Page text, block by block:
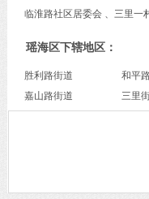
临淮路社区居委会 、三里一
瑶海区下辖地区：
胜利路街道 和平
嘉山路街道
三里